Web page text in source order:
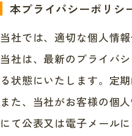
本プライバシーポリシ
当社では、適切な個人情
当社は、最新のプライバ
る状態にいたします。定
また、当社がお客様の個
にて公表又は電子メール